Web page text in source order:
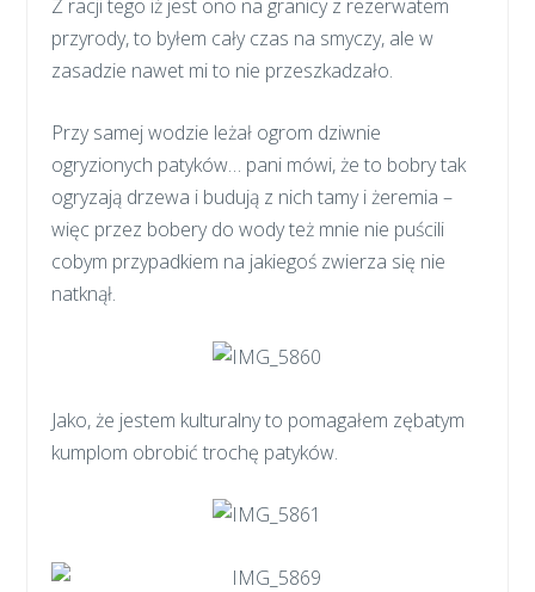
Z racji tego iż jest ono na granicy z rezerwatem
przyrody, to byłem cały czas na smyczy, ale w
zasadzie nawet mi to nie przeszkadzało.
Przy samej wodzie leżał ogrom dziwnie
ogryzionych patyków… pani mówi, że to bobry tak
ogryzają drzewa i budują z nich tamy i żeremia –
więc przez bobery do wody też mnie nie puścili
cobym przypadkiem na jakiegoś zwierza się nie
natknął.
Jako, że jestem kulturalny to pomagałem zębatym
kumplom obrobić trochę patyków.